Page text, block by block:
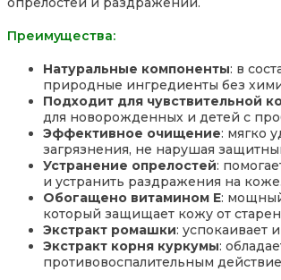
Преимущества:
Натуральные компоненты: в
природные ингредиенты без
Подходит для чувствительной
для новорожденных и детей с
Эффективное очищение: мягко
загрязнения, не нарушая
Устранение опрелостей:
и устранить раздражения на коже.
Обогащено витамином Е:
который защищает кожу от
Экстракт ромашки: успокаивает
Экстракт корня куркумы:
противовоспалительным